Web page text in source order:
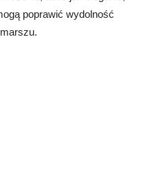
poprawić wydolność